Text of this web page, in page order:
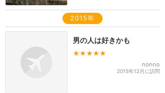
2015年
男の人は好きかも
★★★★★
nonno
2015年12月に訪問